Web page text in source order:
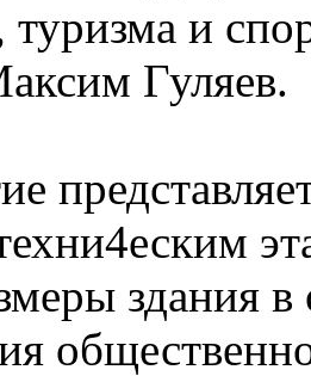
туризма и
Гуляев.
здания